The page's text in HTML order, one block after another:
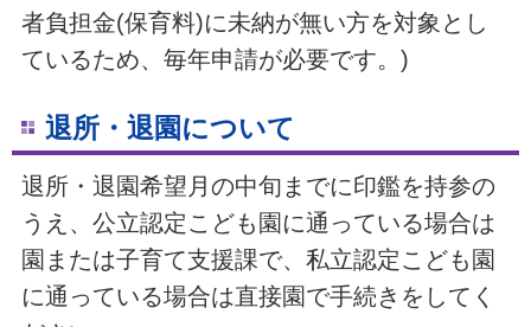
者負担金(保育料)に未納が無い方を対象とし
ているため、毎年申請が必要です。)
退所・退園について
退所・退園希望月の中旬までに印鑑を持参の
うえ、公立認定こども園に通っている場合は
園または子育て支援課で、私立認定こども園
に通っている場合は直接園で手続きをしてく